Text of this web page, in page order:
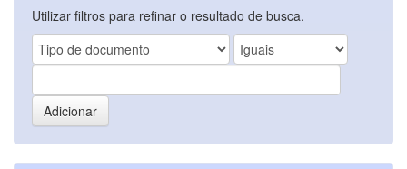
Utilizar filtros para refinar o resultado de busca.